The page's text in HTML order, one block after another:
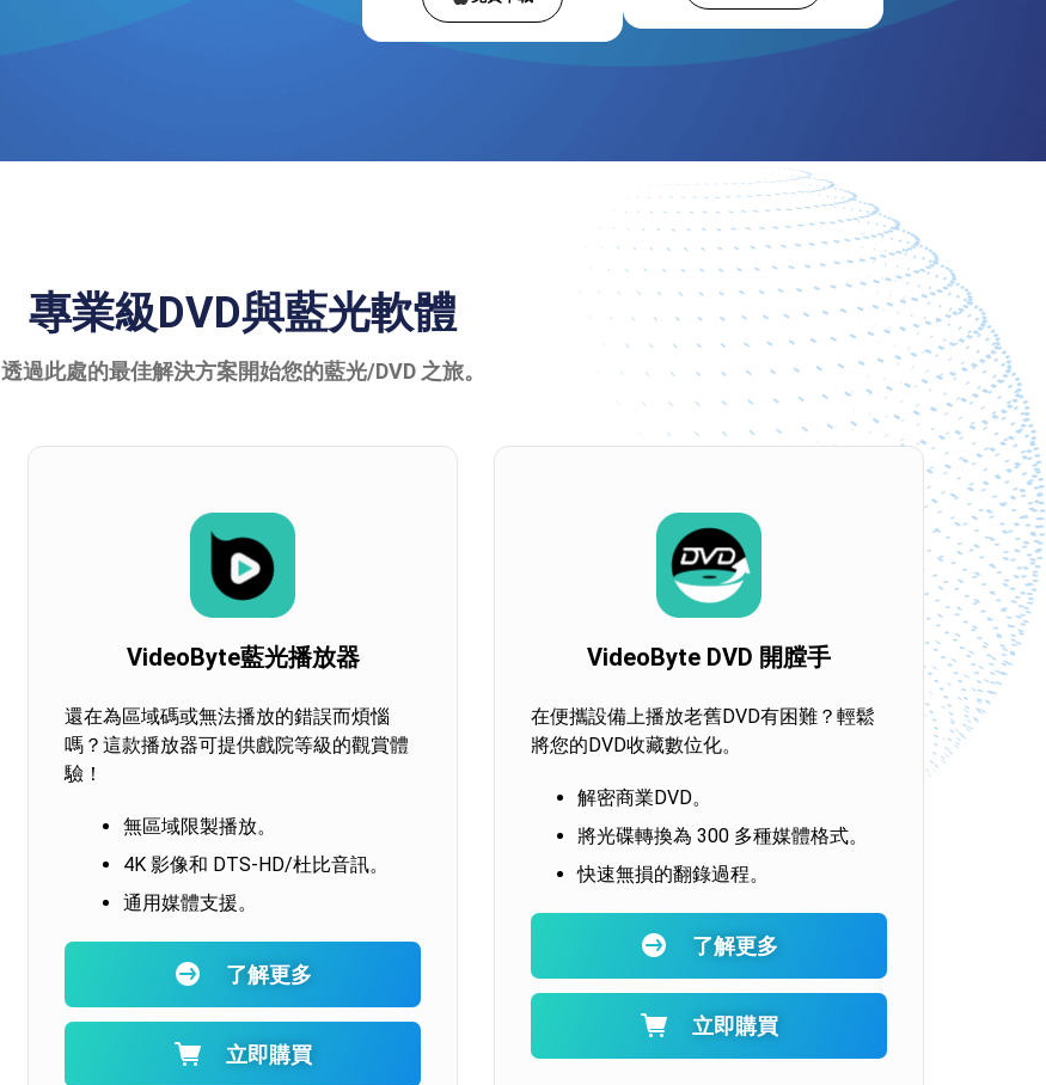
專業級DVD與藍光軟體
透過此處的最佳解決方案開始您的藍光/DVD 之旅。
VideoByte藍光播放器
還在為區域碼或無法播放的錯誤而煩惱
嗎？這款播放器可提供戲院等級的觀賞體
驗！
無區域限製播放。
4K 影像和 DTS-HD/杜比音訊。
通用媒體支援。
了解更多
立即購買
VideoByte DVD 開膛手
在便攜設備上播放老舊DVD有困難？輕鬆
將您的DVD收藏數位化。
解密商業DVD。
將光碟轉換為 300 多種媒體格式。
快速無損的翻錄過程。
了解更多
立即購買